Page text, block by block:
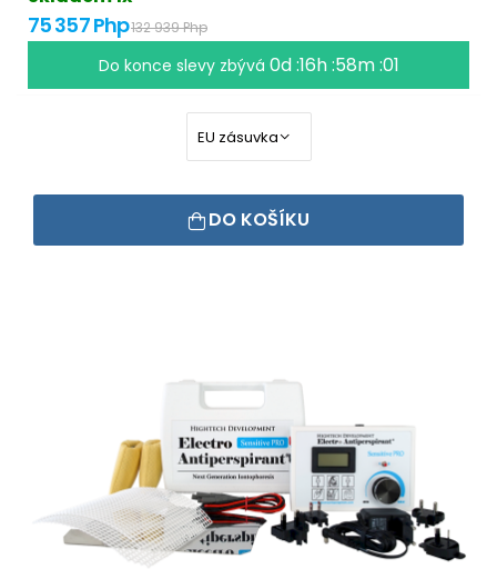
75 357 Php132 939 Php
Do konce slevy zbývá 0d :16h :58m :00
DO KOŠÍKU